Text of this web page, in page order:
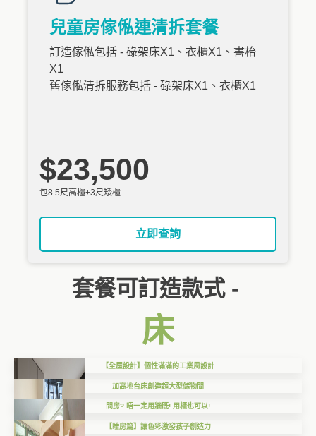
兒童房傢俬連清拆套餐
訂造傢俬包括 - 碌架床X1、衣櫃X1、書枱
X1
舊傢俬清拆服務包括 - 碌架床X1、衣櫃X1
$23,500
包8.5尺高櫃+3尺矮櫃
立即查詢
套餐可訂造款式 -
床
【全屋設計】個性滿滿的工業風設計
加高地台床創造超大型儲物間
間房? 唔一定用牆既! 用櫃也可以!
【睡房篇】讓色彩激發孩子創造力